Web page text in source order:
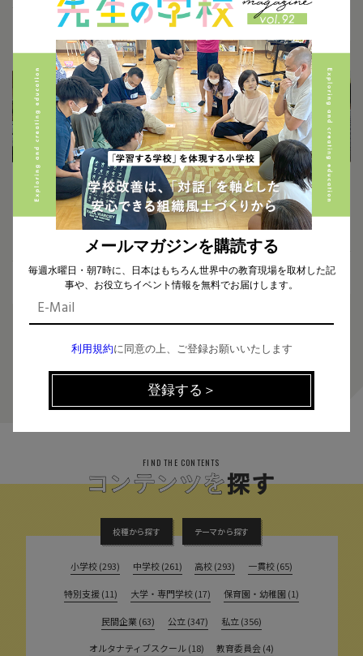
2026.05.26
「対立は起きて当然」という考え
方に、「これだ！」と思った。日本で
数少ないピースフルスクールプロ
グラム導入校・立命館小学校の挑
2026.05.19
子どもと大人が一緒に“学校をつ
くる”九州初・学びの多様化学校
の「指導」ではなく「伴走支援」と
いう選択
FIND THE CONTENTS
校種から探す テーマから探す
小学校 (293) 中学校 (261) 高校 (293) 一貫校 (65)
特別支援 (11) 大学・専門学校 (17) 保育園・幼稚園 (1)
民間企業 (63) 公立 (347) 私立 (356)
オルタナティブスクール (18) 教育委員会 (4)
メールマガジンを購読する
毎週水曜日・朝7時に、日本はもちろん世界中の教育現場を取材した記
事や、お役立ちイベント情報を無料でお届けします。
利用規約に同意の上、ご登録お願いいたします